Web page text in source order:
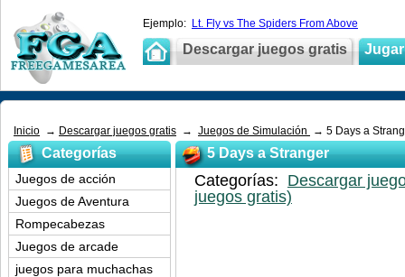
Ejemplo: Lt. Fly vs The Spiders From Above
Descargar juegos gratis
Inicio → Descargar juegos gratis → Juegos de Simulación → 5 Days a
5 Days a Stranger
Categorías: Descargar
juegos gratis)
Categorías
Juegos de acción
Juegos de Aventura
Rompecabezas
Juegos de arcade
juegos para muchachas